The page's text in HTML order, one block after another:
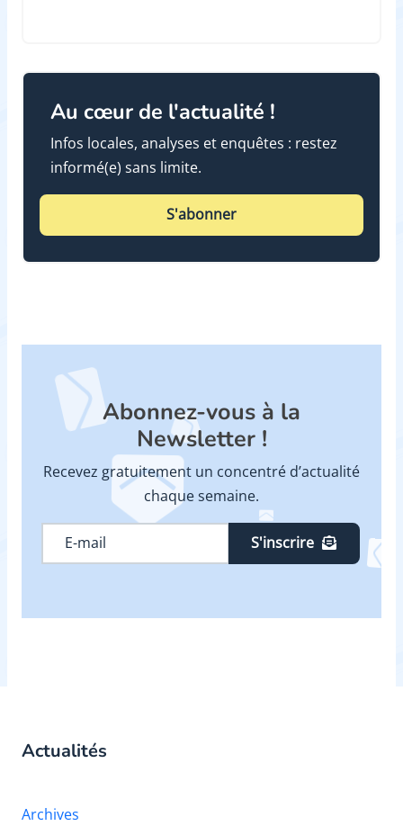
Au cœur de l'actualité !
Infos locales, analyses et enquêtes : restez
informé(e) sans limite.
S'abonner
Abonnez-vous à la
Newsletter !
Recevez gratuitement un concentré d’actualité
chaque semaine.
S'inscrire
Actualités
Archives